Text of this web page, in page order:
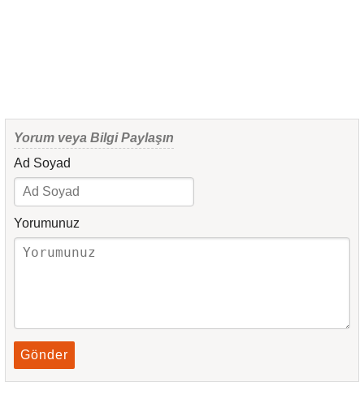
Yorum veya Bilgi Paylaşın
Ad Soyad
Yorumunuz
Gönder